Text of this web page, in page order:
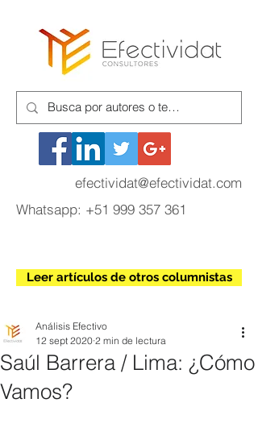
efectividat@efectividat.com
Whatsapp: +51 999 357 361
Leer artículos de otros columnistas
Saúl Barrera / Lima: ¿Cómo
Vamos?
Análisis Efectivo
12 sept 2020 2 min de lectura